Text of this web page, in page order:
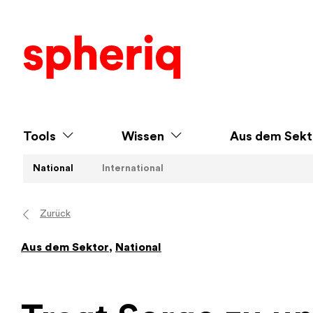
Tools Wissen Aus dem
National International
Zurück
Aus dem Sektor, National